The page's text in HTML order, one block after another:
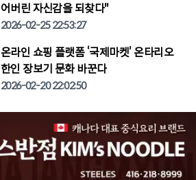
어버린 자신감을 되찾다"
2026-02-25 22:53:27
온라인 쇼핑 플랫폼 ‘국제마켓’ 온타리오
한인 장보기 문화 바꾼다
2026-02-20 22:02:50